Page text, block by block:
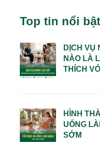
Top tin nổi bật
DỊCH VỤ
NÀO LÀ
THÍCH
HÌNH
UỐNG
SỚM